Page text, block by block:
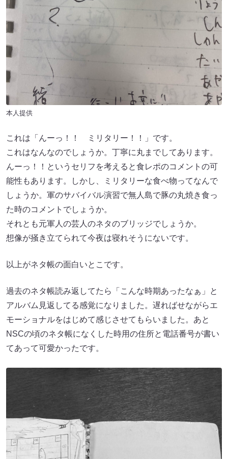
本人提供
これは「んーっ！！ ミリタリー！！」です。
これはなんなのでしょうか。丁寧に丸までしてあります。
んーっ！！というセリフを考えると食レポのコメントの可
能性もあります。しかし、ミリタリーな食べ物ってなんで
しょうか。軍のサバイバル演習で無人島で豚の丸焼き食っ
た時のコメントでしょうか。
それとも元軍人の芸人のネタのブリッジでしょうか。
想像が掻き立てられて今夜は寝れそうにないです。
以上がネタ帳の面白いとこです。
過去のネタ帳読み返してたら「こんな時期あったなぁ」と
アルバム見返してる感覚になりました。遅ればせながらエ
モーショナルをはじめて感じさせてもらいました。あと
NSCの頃のネタ帳になくした時用の住所と電話番号が書い
てあって可愛かったです。